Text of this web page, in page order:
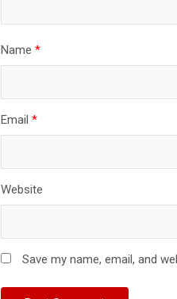
Name*
Email*
Website
Save my name, email, and